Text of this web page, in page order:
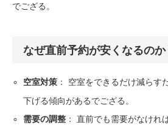
でござる。
なぜ直前予約が安くなるのか
空室対策 ： 空室をできるだけ減らす
下げる傾向があるでござる。
需要の調整 ： 直前でも需要がなけれ